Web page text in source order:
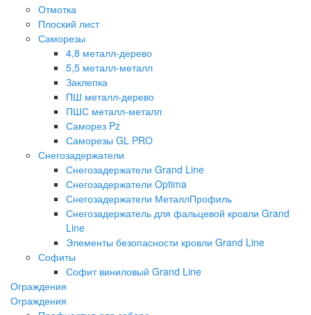
Отмотка
Плоский лист
Саморезы
4,8 металл-дерево
5,5 металл-металл
Заклепка
ПШ металл-дерево
ПШС металл-металл
Саморез Pz
Саморезы GL PRO
Снегозадержатели
Снегозадержатели Grand Line
Снегозадержатели Optima
Снегозадержатели МеталлПрофиль
Снегозадержатель для фальцевой кровли Grand
Line
Элементы безопасности кровли Grand Line
Софиты
Софит виниловый Grand Line
Ограждения
Ограждения